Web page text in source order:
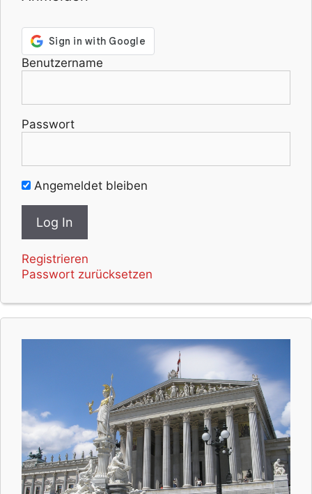
Benutzername
Passwort
Angemeldet bleiben
Registrieren
Passwort zurücksetzen